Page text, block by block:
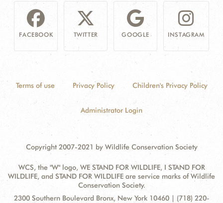
FACEBOOK TWITTER GOOGLE INSTAGRAM
Terms of use Privacy Policy Children's Privacy Policy
Administrator Login
Copyright 2007-2021 by Wildlife Conservation Society
WCS, the "W" logo, WE STAND FOR WILDLIFE, I STAND FOR
WILDLIFE, and STAND FOR WILDLIFE are service marks of Wildlife
Conservation Society.
Contact
Address:
2300 Southern Boulevard Bronx, New York 10460 | (718) 220-